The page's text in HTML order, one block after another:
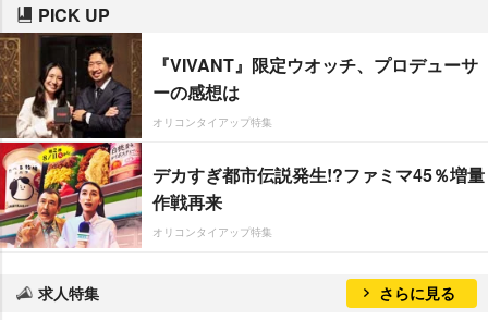
PICK UP
『VIVANT』限定ウオッチ、プロデューサ
ーの感想は
オリコンタイアップ特集
デカすぎ都市伝説発生!?ファミマ45％増量
作戦再来
オリコンタイアップ特集
求人特集 さらに見る